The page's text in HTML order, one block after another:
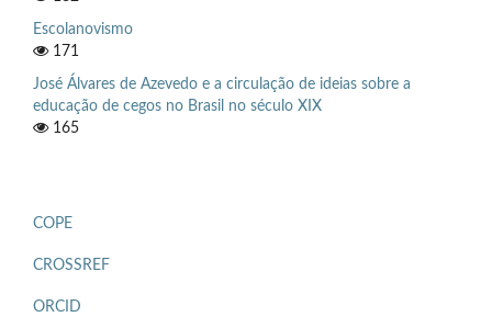
Escolanovismo
171
José Álvares de Azevedo e a circulação de ideias sobre a
educação de cegos no Brasil no século XIX
165
COPE
CROSSREF
ORCID